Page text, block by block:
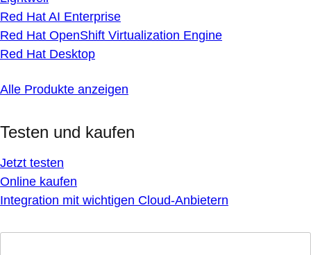
Red Hat AI Enterprise
Red Hat OpenShift Virtualization Engine
Red Hat Desktop
Alle Produkte anzeigen
Testen und kaufen
Jetzt testen
Online kaufen
Integration mit wichtigen Cloud-Anbietern